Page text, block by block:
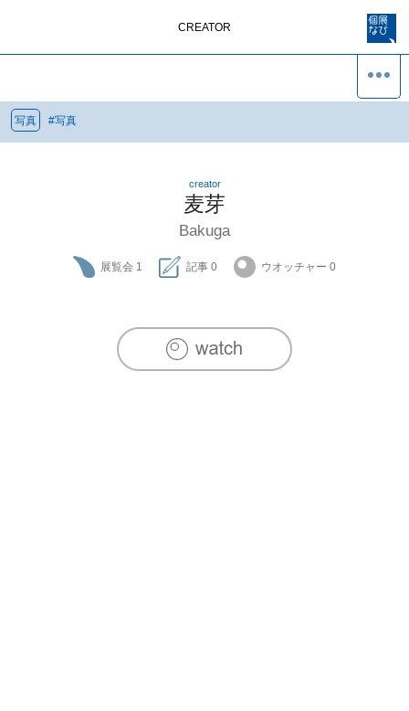
CREATOR
写真 #写真
creator
麦芽
Bakuga
展覧会 1 記事 0 ウオッチャー 0